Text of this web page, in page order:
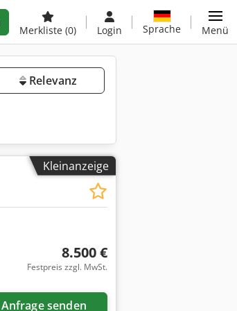
Merkliste (0) Login Sprache Menü
Relevanz
Kleinanzeige
8.500 €
Festpreis zzgl. MwSt.
Anfrage senden